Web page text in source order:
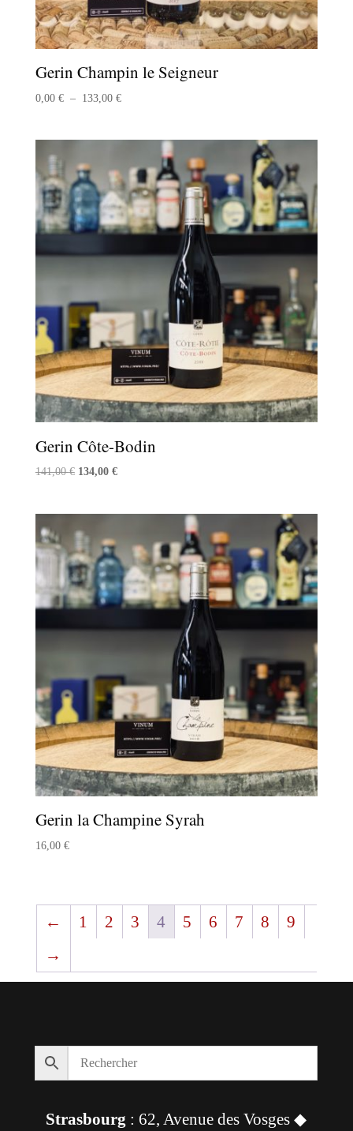
Gerin Champin le Seigneur
0,00 € – 133,00 €Plage
133,00 €
Gerin Côte-Bodin
141,00€ Le
141,00 €.
134,00 €Le
134,00 €.
Gerin la Champine Syrah
16,00 €
← 1 2 3 4 5 6 7 8
9
→
Strasbourg : 62, Avenue des Vosges ◆